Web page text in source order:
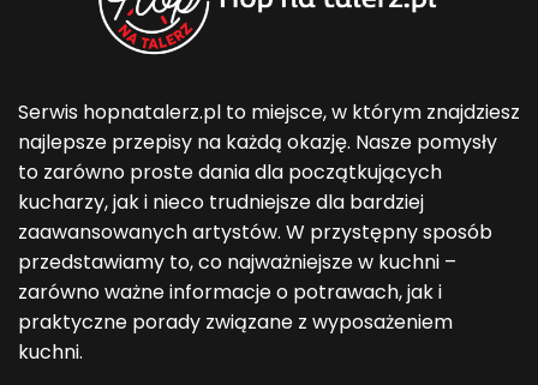
Serwis hopnatalerz.pl to miejsce, w którym znajdziesz
najlepsze przepisy na każdą okazję. Nasze pomysły
to zarówno proste dania dla początkujących
kucharzy, jak i nieco trudniejsze dla bardziej
zaawansowanych artystów. W przystępny sposób
przedstawiamy to, co najważniejsze w kuchni –
zarówno ważne informacje o potrawach, jak i
praktyczne porady związane z wyposażeniem
kuchni.